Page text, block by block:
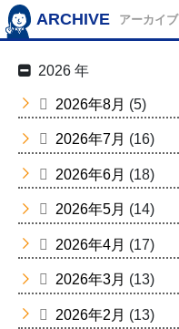
ARCHIVE アーカイブ
2026 年
2026年8月 (5)
2026年7月 (16)
2026年6月 (18)
2026年5月 (14)
2026年4月 (17)
2026年3月 (13)
2026年2月 (13)